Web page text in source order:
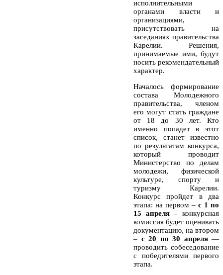
исполнительными
органами власти и
организациями,
присутствовать на
заседаниях правительства
Карелии. Решения,
принимаемые ими, будут
носить рекомендательный
характер.
Началось формирование
состава Молодежного
правительства, членом
его могут стать граждане
от 18 до 30 лет. Кто
именно попадет в этот
список, станет известно
по результатам конкурса,
который проводит
Министерство по делам
молодежи, физической
культуре, спорту и
туризму Карелии.
Конкурс пройдет в два
этапа: на первом – с 1 по
15 апреля– конкурсная
комиссия будет оценивать
документацию, на втором
– с 20 по 30 апреля—
проводить собеседование
с победителями первого
этапа.